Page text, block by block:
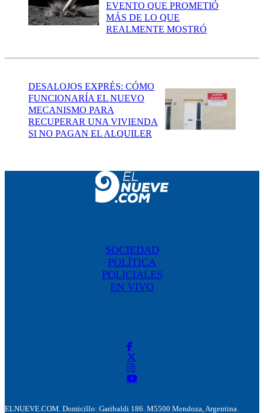
EVENTO QUE PROMETIÓ
MÁS DE LO QUE
REALMENTE MOSTRÓ
DESALOJOS EXPRÉS: CÓMO
FUNCIONARÍA EL NUEVO
MECANISMO PARA
RECUPERAR UNA VIVIENDA
SI NO PAGAN EL ALQUILER
SOCIEDAD
POLÍTICA
POLICIALES
EN VIVO
ELNUEVE.COM. Domicillo: Garibaldi 186. M5500 Mendoza, Argentina.